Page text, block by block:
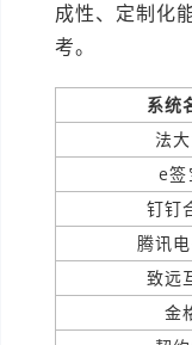
成性、定制化
考。
系统
法
e签
钉钉
腾讯
致远
金